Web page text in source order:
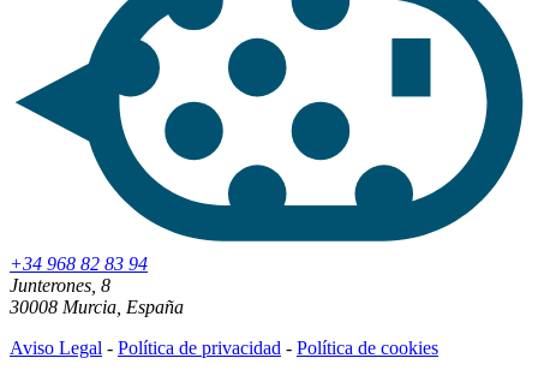
+34 968 82 83 94
Junterones, 8
30008 Murcia, España
Aviso Legal - Política de privacidad - Política de cookies